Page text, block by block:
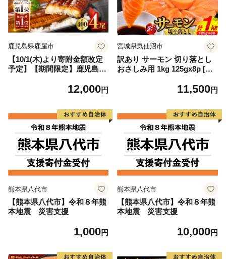
鹿児島県鹿屋市
【10/1(木)より寄附金額改定
予定】【期間限定】鹿児島県
12,000円
宮城県気仙沼市
訳あり サーモン 切り落とし
おさしみ用 1kg 125gx8p [足
4313] 魚 魚介類 鮭 お刺し身
介
11,500円
熊本県八代市
【熊本県八代市】令和８年熊
本地震 災害支援
1,000円
熊本県八代市
【熊本県八代市】令和８年熊
本地震 災害支援
10,000円